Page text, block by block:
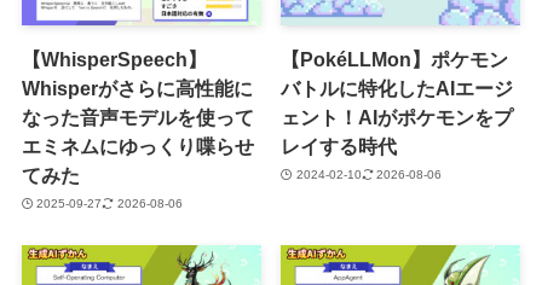
【WhisperSpeech】
Whisperがさらに高性能に
なった音声モデルを使って
エミネムにゆっくり喋らせ
てみた
2025-09-27 2026-08-06
【PokéLLMon】ポケモン
バトルに特化したAIエージ
ェント！AIがポケモンをプ
レイする時代
2024-02-10 2026-08-06